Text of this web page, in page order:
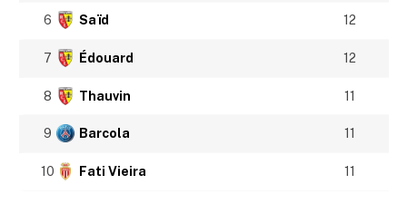
6 Saïd 12
7 Édouard 12
8 Thauvin 11
9 Barcola 11
10 Fati Vieira 11